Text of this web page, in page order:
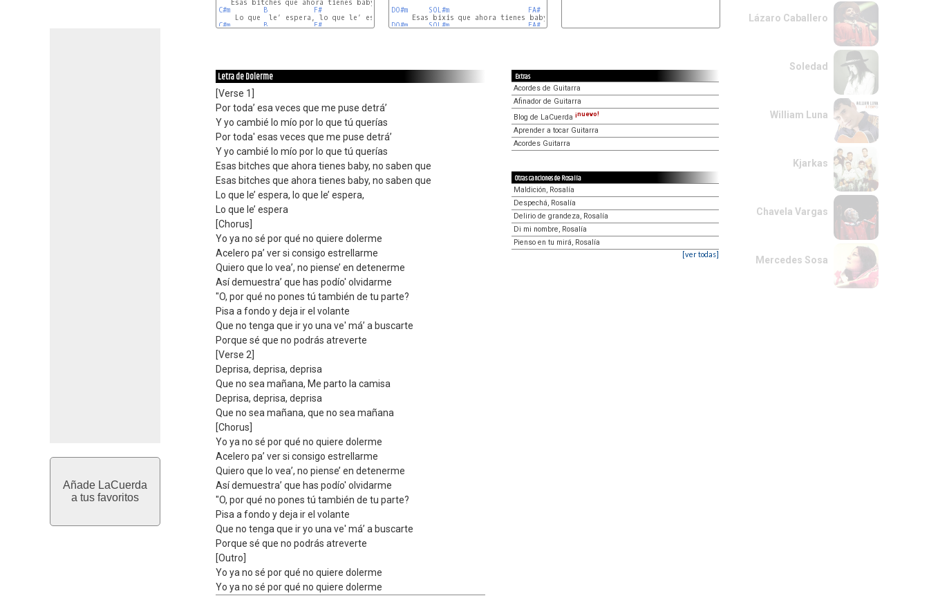
Añade LaCuerda
a tus favoritos
C#m
B
F#
C#m
B
F#
DO#m
SOL#m FA#
DO#m
SOL#m FA#
Letra de Dolerme
[Verse 1]
Por toda’ esa veces que me puse detrá’
Y yo cambié lo mío por lo que tú querías
Por toda' esas veces que me puse detrá’
Y yo cambié lo mío por lo que tú querías
Esas bitches que ahora tienes baby, no saben que
Esas bitches que ahora tienes baby, no saben que
Lo que le’ espera, lo que le’ espera,
Lo que le’ espera
[Chorus]
Yo ya no sé por qué no quiere dolerme
Acelero pa’ ver si consigo estrellarme
Quiero que lo vea’, no piense’ en detenerme
Así demuestra’ que has podío' olvidarme
"O, por qué no pones tú también de tu parte?
Pisa a fondo y deja ir el volante
Que no tenga que ir yo una ve' má’ a buscarte
Porque sé que no podrás atreverte
[Verse 2]
Deprisa, deprisa, deprisa
Que no sea mañana, Me parto la camisa
Deprisa, deprisa, deprisa
Que no sea mañana, que no sea mañana
[Chorus]
Yo ya no sé por qué no quiere dolerme
Acelero pa’ ver si consigo estrellarme
Quiero que lo vea’, no piense’ en detenerme
Así demuestra’ que has podío' olvidarme
"O, por qué no pones tú también de tu parte?
Pisa a fondo y deja ir el volante
Que no tenga que ir yo una ve' má’ a buscarte
Porque sé que no podrás atreverte
[Outro]
Yo ya no sé por qué no quiere dolerme
Yo ya no sé por qué no quiere dolerme
Extras
Acordes de Guitarra
Afinador de Guitarra
Blog de LaCuerda ¡nuevo!
Aprender a tocar Guitarra
Acordes Guitarra
Otras canciones de Rosalía
Maldición, Rosalía
Despechá, Rosalía
Delirio de grandeza, Rosalía
Di mi nombre, Rosalía
Pienso en tu mirá, Rosalía
[ver todas]
Lázaro Caballero
Soledad
William Luna
Kjarkas
Chavela Vargas
Mercedes Sosa